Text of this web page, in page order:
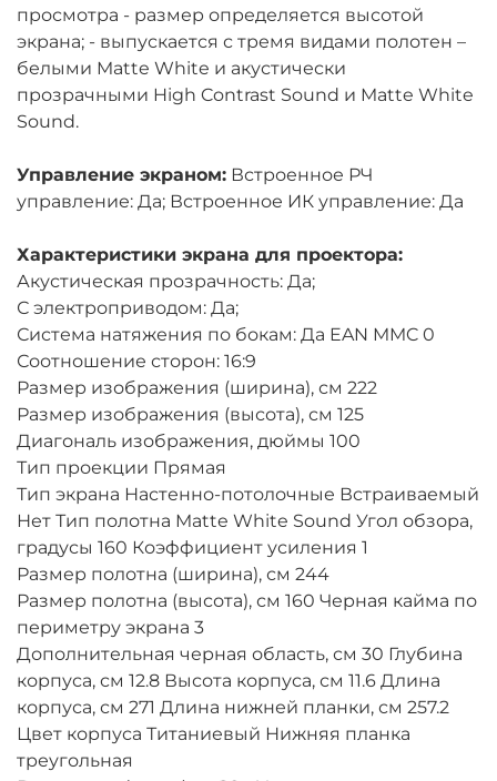
просмотра - размер определяется высотой
экрана; - выпускается с тремя видами полотен –
белыми Matte White и акустически
прозрачными High Contrast Sound и Matte White
Sound.
Управление экраном: Встроенное РЧ
управление: Да; Встроенное ИК управление: Да
Характеристики экрана для проектора:
Акустическая прозрачность: Да;
С электроприводом: Да;
Система натяжения по бокам: Да EAN MMC 0
Соотношение сторон: 16:9
Размер изображения (ширина), см 222
Размер изображения (высота), см 125
Диагональ изображения, дюймы 100
Тип проекции Прямая
Тип экрана Настенно-потолочные Встраиваемый
Нет Тип полотна Matte White Sound Угол обзора,
градусы 160 Коэффициент усиления 1
Размер полотна (ширина), см 244
Размер полотна (высота), см 160 Черная кайма по
периметру экрана 3
Дополнительная черная область, см 30 Глубина
корпуса, см 12.8 Высота корпуса, см 11.6 Длина
корпуса, см 271 Длина нижней планки, см 257.2
Цвет корпуса Титаниевый Нижняя планка
треугольная